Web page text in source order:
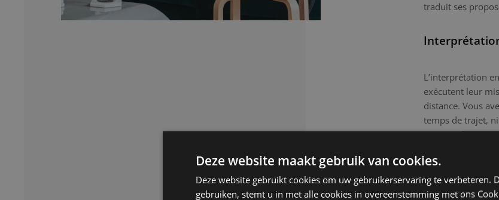
traduit ses
L’interprétation
exécutent leur
distance. Vous
temps de trajet,
empreinte
Interprétation
Deze website maakt gebruik van cookies.
Deze website gebruikt cookies om uw gebruikerservaring te verbeteren.
gebruiken, stemt u in met alle cookies in overeenstemming met ons